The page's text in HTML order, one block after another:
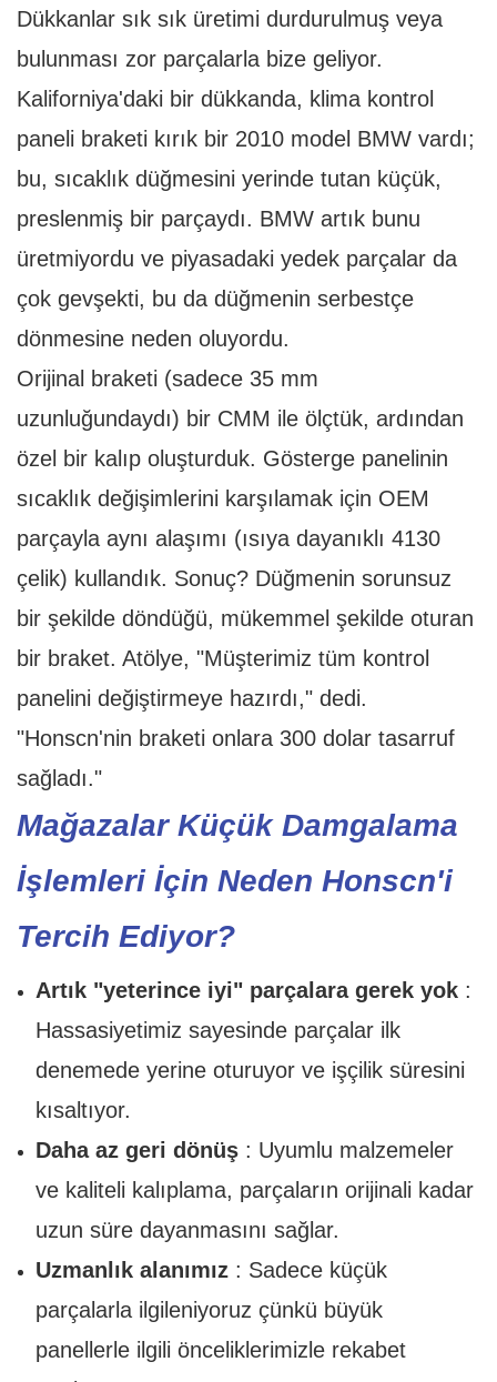
Dükkanlar sık ​​sık üretimi durdurulmuş veya
bulunması zor parçalarla bize geliyor.
Kaliforniya'daki bir dükkanda, klima kontrol
paneli braketi kırık bir 2010 model BMW vardı;
bu, sıcaklık düğmesini yerinde tutan küçük,
preslenmiş bir parçaydı. BMW artık bunu
üretmiyordu ve piyasadaki yedek parçalar da
çok gevşekti, bu da düğmenin serbestçe
dönmesine neden oluyordu.
Orijinal braketi (sadece 35 mm
uzunluğundaydı) bir CMM ile ölçtük, ardından
özel bir kalıp oluşturduk. Gösterge panelinin
sıcaklık değişimlerini karşılamak için OEM
parçayla aynı alaşımı (ısıya dayanıklı 4130
çelik) kullandık. Sonuç? Düğmenin sorunsuz
bir şekilde döndüğü, mükemmel şekilde oturan
bir braket. Atölye, "Müşterimiz tüm kontrol
panelini değiştirmeye hazırdı," dedi.
"Honscn'nin braketi onlara 300 dolar tasarruf
sağladı."
Mağazalar Küçük Damgalama
İşlemleri İçin Neden Honscn'i
Tercih Ediyor?
Artık "yeterince iyi" parçalara gerek yok:
Hassasiyetimiz sayesinde parçalar ilk
denemede yerine oturuyor ve işçilik süresini
kısaltıyor.
Daha az geri dönüş: Uyumlu malzemeler
ve kaliteli kalıplama, parçaların orijinali kadar
uzun süre dayanmasını sağlar.
Uzmanlık alanımız: Sadece küçük
parçalarla ilgileniyoruz çünkü büyük
panellerle ilgili önceliklerimizle rekabet